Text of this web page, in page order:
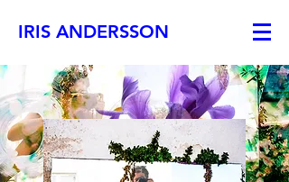
IRIS ANDERSSON